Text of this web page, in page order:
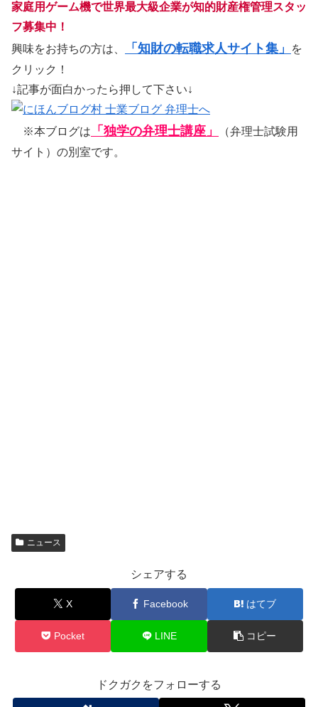
家庭用ゲーム機で世界最大級企業が知的財産権管理スタッ
フ募集中！
興味をお持ちの方は、
「知財の転職求人サイト集」
を
クリック！
↓記事が面白かったら押して下さい↓
※本ブログは 「独学の弁理士講座」
（弁理士試験用
サイト）の別室です。
ニュース
シェアする
X Facebook はてブ
Pocket LINE コピー
ドクガクをフォローする